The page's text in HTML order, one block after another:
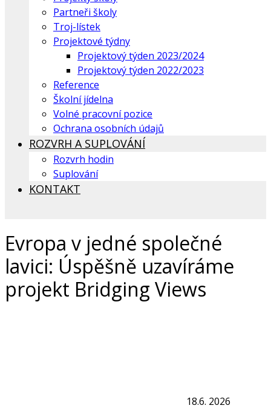
Partneři školy
Troj-lístek
Projektové týdny
Projektový týden 2023/2024
Projektový týden 2022/2023
Reference
Školní jídelna
Volné pracovní pozice
Ochrana osobních údajů
ROZVRH A SUPLOVÁNÍ
Rozvrh hodin
Suplování
KONTAKT
Evropa v jedné společné
lavici: Úspěšně uzavíráme
projekt Bridging Views
18.6. 2026